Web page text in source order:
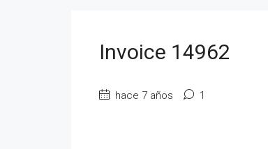
Invoice 14962
hace 7 años 1